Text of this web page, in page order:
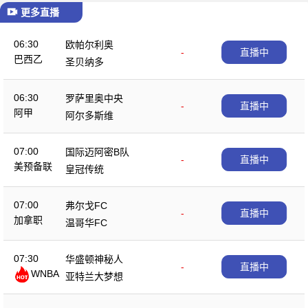
更多直播
06:30
巴西乙
欧帕尔利奥
-
圣贝纳多
直播中
06:30
阿甲
罗萨里奥中央
-
阿尔多斯维
直播中
07:00
美预备联
国际迈阿密B队
-
皇冠传统
直播中
07:00
加拿职
弗尔戈FC
-
温哥华FC
直播中
07:30
WNBA
华盛顿神秘人
-
亚特兰大梦想
直播中